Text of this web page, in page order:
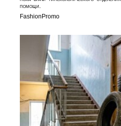
помощи.
FashionPromo